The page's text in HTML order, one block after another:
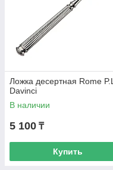
Ложка десертная Rome
Davinci
В наличии
5 100 ₸
Купить